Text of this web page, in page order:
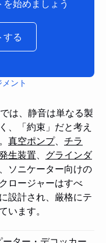
始めましょう
リクエストする
する
ント
では、静音は単なる製
、「約束」だと考え
真空ポンプ、 チラ
生装置、 グラインダ
ソニケーター向けの
ロージャーはすべ
設計され、厳格にテ
います。